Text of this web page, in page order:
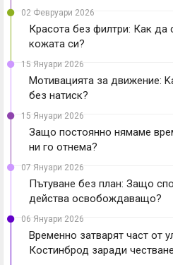
02 Февруари 2026
Красота без филтри: Как да
кожата си?
15 Януари 2026
Мотивацията за движение:
без натиск?
15 Януари 2026
Защо постоянно нямаме
ни го отнема?
07 Януари 2026
Пътуване без план: Защо
действа освобождаващо?
06 Януари 2026
Временно затварят част от
Костинброд заради